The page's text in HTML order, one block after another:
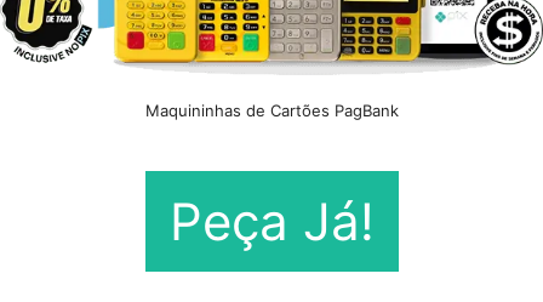
Maquininhas de Cartões PagBank
Peça Já!